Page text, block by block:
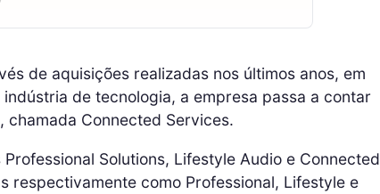
de aquisições realizadas nos últimos anos, em
de tecnologia, a empresa passa a contar
chamada Connected Services.
Solutions, Lifestyle Audio e Connected
respectivamente como Professional, Lifestyle e